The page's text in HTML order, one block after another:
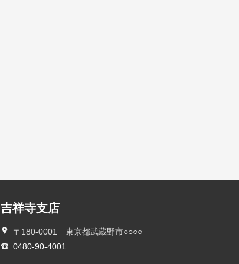
吉祥寺支店
〒180-0001 東京都武蔵野市○○○○
0480-90-4001